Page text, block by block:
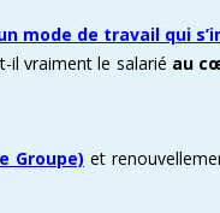
de travail qui
il vraiment le salarié au
Groupe) et